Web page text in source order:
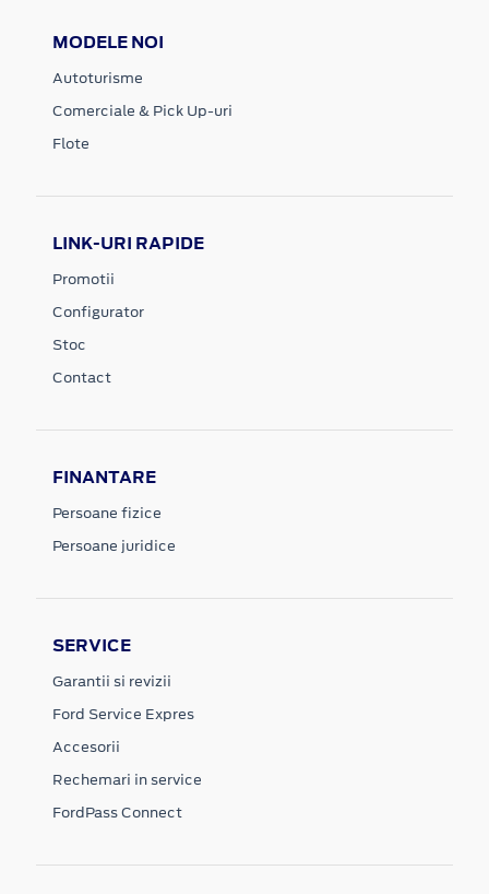
MODELE NOI
Autoturisme
Comerciale & Pick Up-uri
Flote
LINK-URI RAPIDE
Promotii
Configurator
Stoc
Contact
FINANTARE
Persoane fizice
Persoane juridice
SERVICE
Garantii si revizii
Ford Service Expres
Accesorii
Rechemari in service
FordPass Connect